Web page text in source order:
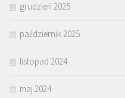
grudzień 2025
październik 2025
listopad 2024
maj 2024